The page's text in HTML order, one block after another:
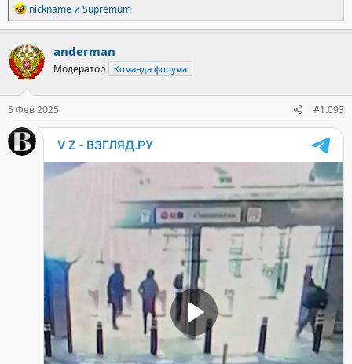
Р
е
а
к
ц
и
и
:
nickname и Supremum
anderman
Модератор Команда форума
5 Фев 2025 #1.093